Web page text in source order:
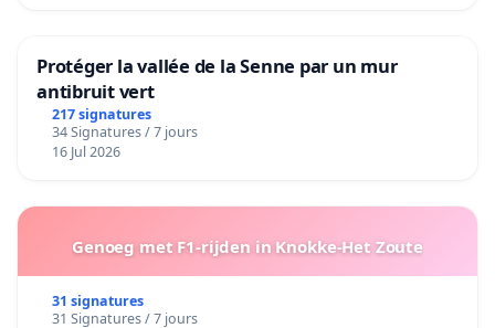
Protéger la vallée de la Senne par un mur
antibruit vert
217 signatures
34 Signatures / 7 jours
16 Jul 2026
Genoeg met F1-rijden in Knokke-Het Zoute
31 signatures
31 Signatures / 7 jours